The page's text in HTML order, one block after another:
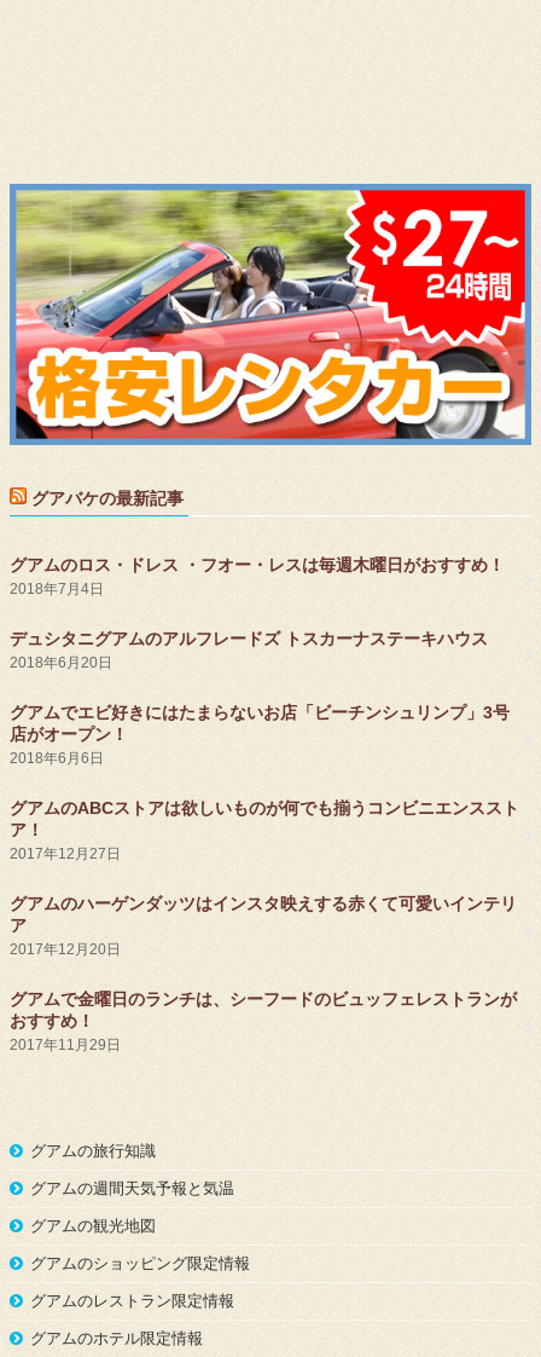
グアバケの最新記事
グアムのロス・ドレス ・フオー・レスは毎週木曜日がおすすめ！
2018年7月4日
デュシタニグアムのアルフレードズ トスカーナステーキハウス
2018年6月20日
グアムでエビ好きにはたまらないお店「ビーチンシュリンプ」3号
店がオープン！
2018年6月6日
グアムのABCストアは欲しいものが何でも揃うコンビニエンススト
ア！
2017年12月27日
グアムのハーゲンダッツはインスタ映えする赤くて可愛いインテリ
ア
2017年12月20日
グアムで金曜日のランチは、シーフードのビュッフェレストランが
おすすめ！
2017年11月29日
グアムの旅行知識
グアムの週間天気予報と気温
グアムの観光地図
グアムのショッピング限定情報
グアムのレストラン限定情報
グアムのホテル限定情報